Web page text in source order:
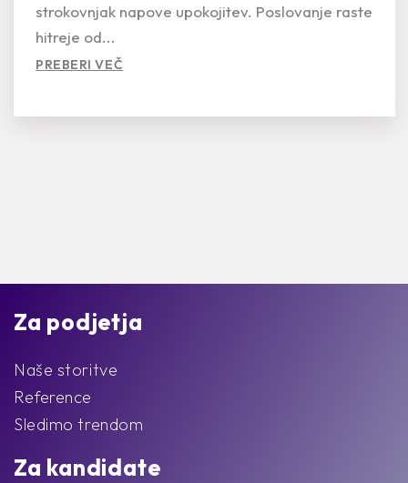
strokovnjak napove upokojitev. Poslovanje raste
hitreje od...
PREBERI VEČ
Za podjetja
Naše storitve
Reference
Sledimo trendom
Za kandidate